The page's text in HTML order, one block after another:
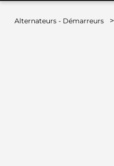
Alternateurs - Démarreurs >